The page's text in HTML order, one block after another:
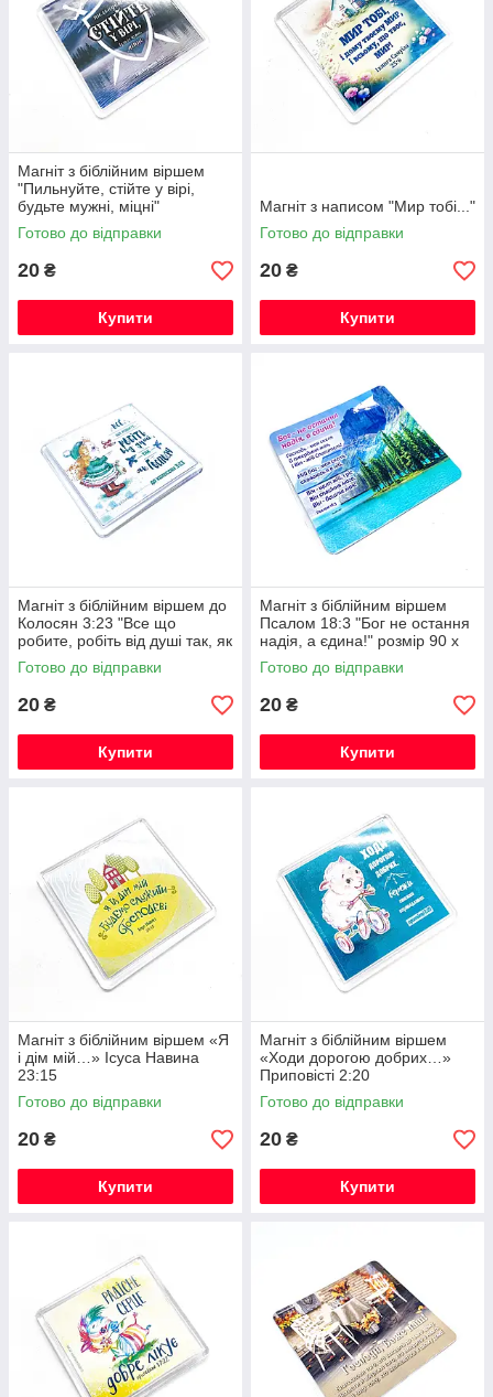
Магніт з біблійним віршем
"Пильнуйте, стійте у вірі,
будьте мужні, міцні"
Готово до відправки
20 ₴
Купити
Магніт з написом "Мир тобі..."
Готово до відправки
20 ₴
Купити
Магніт з біблійним віршем до
Колосян 3:23 "Все що
робите, робіть від душі так, як
Господу!»
Готово до відправки
20 ₴
Купити
Магніт з біблійним віршем
Псалом 18:3 "Бог не остання
надія, а єдина!" розмір 90 х
90
Готово до відправки
20 ₴
Купити
Магніт з біблійним віршем «Я
і дім мій…» Ісуса Навина
23:15
Готово до відправки
20 ₴
Купити
Магніт з біблійним віршем
«Ходи дорогою добрих…»
Приповісті 2:20
Готово до відправки
20 ₴
Купити